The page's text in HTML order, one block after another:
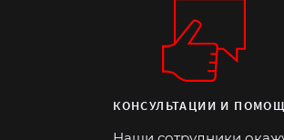
КОНСУЛЬТАЦИИ И